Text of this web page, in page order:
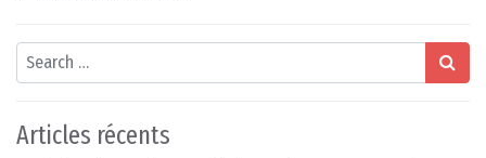
Search
Articles récents